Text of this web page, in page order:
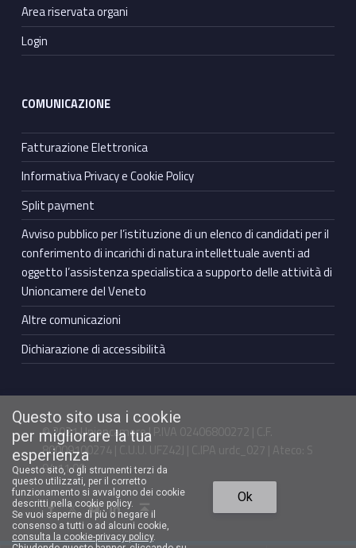
Area riservata organi
Login
COMUNICAZIONE
Fatturazione Elettronica
Informativa Privacy e Cookie Policy
Split payment
Avviso pubblico per l’istituzione di un elenco di candidati per il
conferimento di incarichi di natura intellettuale aventi ad
oggetto l’assistenza specialistica a supporto delle attività di
Unioncamere del Veneto
Altre comunicazioni
Dichiarazione di accessibilità
© 2021 Unioncamere | P.IVA 02406800272 | C.F.
80009100274 | C.U.U. UFZ42J | C.IPA urdc_027 | Ateco: S
94.11.00
Facebook Unioncamere VenetoTwitter Unioncamere VenetoYoutube Unioncamere VenetoLinkedin Unioncamere Veneto Torna in cima ↑
Questo sito usa i cookie
per migliorare la tua
esperienza
Questo sito, o gli strumenti terzi da
questo utilizzati, per il corretto
funzionamento si avvalgono dei cookie
descritti nella cookie policy.
Se vuoi saperne di più o negare il
consenso a tutti o ad alcuni cookie,
consulta la cookie-privacy policy.
Ok